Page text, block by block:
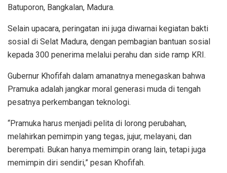
Batuporon, Bangkalan, Madura.
Selain upacara, peringatan ini juga diwarnai kegiatan bakti
sosial di Selat Madura, dengan pembagian bantuan sosial
kepada 300 penerima melalui perahu dan side ramp KRI.
Gubernur Khofifah dalam amanatnya menegaskan bahwa
Pramuka adalah jangkar moral generasi muda di tengah
pesatnya perkembangan teknologi.
“Pramuka harus menjadi pelita di lorong perubahan,
melahirkan pemimpin yang tegas, jujur, melayani, dan
berempati. Bukan hanya memimpin orang lain, tetapi juga
memimpin diri sendiri,” pesan Khofifah.